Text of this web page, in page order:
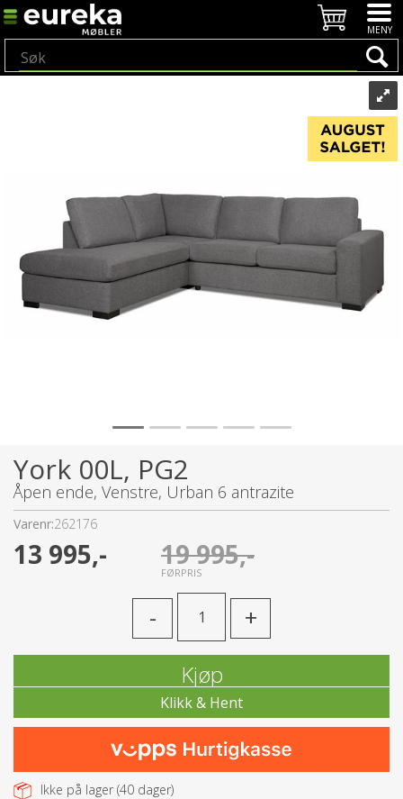
York 00L, PG2
Åpen ende, Venstre, Urban 6 antrazite
Varenr:262176
13 995,- 19 995,-
FØRPRIS
- +
Kjøp
Ikke på lager (40 dager)